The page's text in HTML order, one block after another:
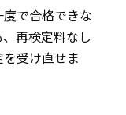
度で合格できな
、再検定料なし
を受け直せま